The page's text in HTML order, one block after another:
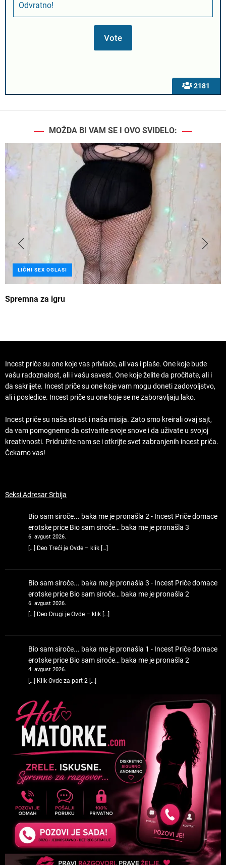
2181
Odvratno!
MOŽDA BI VAM SE I OVO SVIDELO:
LIČNI SEX OGLASI
Spremna za igru
Incest priče su one koje vas privlače, ali vas i plaše. One koje bude
vašu radoznalost, ali i vašu savest. One koje želite da pročitate, ali i
da sakrijete. Incest priče su one koje vam mogu doneti zadovoljstvo,
ali i posledice. Incest priče su one koje se ne zaboravljaju lako.
Incest priče su naša strast i naša misija. Zato smo kreirali ovaj sajt,
da vam pomognemo da ostvarite svoje snove i da uživate u svojoj
kreativnosti. Pridružite nam se i otkrijte svet zabranjenih incest priča.
Čekamo vas!
Seksi Adresar Srbija
Bio sam siroče... baka me je pronašla 2 - Incest Priče domace
erotske price Bio sam siroče… baka me je pronašla 3
6. avgust 2026.
[…] Deo Treći je Ovde – klik […]
Bio sam siroče... baka me je pronašla 3 - Incest Priče domace
erotske price Bio sam siroče… baka me je pronašla 2
6. avgust 2026.
[…] Deo Drugi je Ovde – klik […]
Bio sam siroče... baka me je pronašla 1 - Incest Priče domace
erotske price Bio sam siroče… baka me je pronašla 2
4. avgust 2026.
[…] Klik Ovde za part 2 […]